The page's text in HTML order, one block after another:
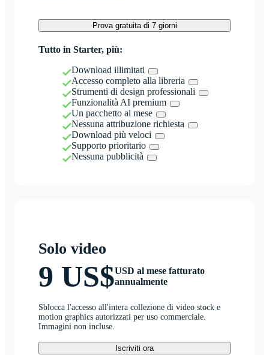
Prova gratuita di 7 giorni
Tutto in Starter, più:
Download illimitati
Accesso completo alla libreria
Strumenti di design professionali
Funzionalità AI premium
Un pacchetto al mese
Nessuna attribuzione richiesta
Download più veloci
Supporto prioritario
Nessuna pubblicità
Solo video
9 US$USD al mese fatturato
annualmente
Sblocca l'accesso all'intera collezione di video stock e
motion graphics autorizzati per uso commerciale.
Immagini non incluse.
Iscriviti ora